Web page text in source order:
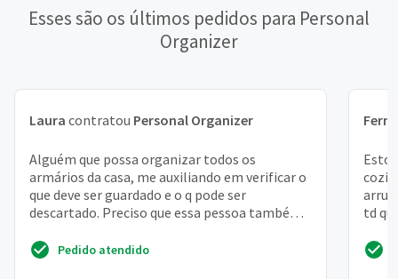
Esses são os últimos pedidos para Personal
Organizer
Laura contratou Personal Organizer
Alguém que possa organizar todos os
armários da casa, me auxiliando em verificar o
que deve ser guardado e o q pode ser
descartado. Preciso que essa pessoa também
Pedido atendido
td